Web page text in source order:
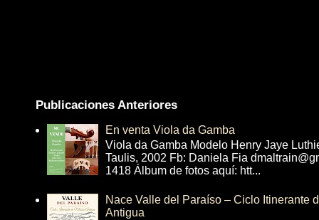
Publicaciones Anteriores
En venta Viola da Gamba
Viola da Gamba Modelo Henry Jaye
Taulis, 2002 Fb: Daniela Fia
1418 Álbum de fotos aquí: htt...
Nace Valle del Paraíso – Ciclo Itinerante
Antigua